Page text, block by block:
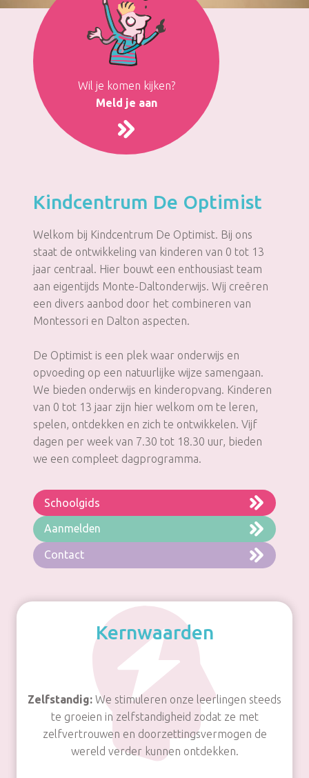
Wil je komen kijken?
Meld je aan
Kindcentrum De Optimist
Welkom bij Kindcentrum De Optimist. Bij ons
staat de ontwikkeling van kinderen van 0 tot 13
jaar centraal. Hier bouwt een enthousiast team
aan eigentijds Monte-Daltonderwijs. Wij creëren
een divers aanbod door het combineren van
Montessori en Dalton aspecten.
De Optimist is een plek waar onderwijs en
opvoeding op een natuurlijke wijze samengaan.
We bieden onderwijs en kinderopvang. Kinderen
van 0 tot 13 jaar zijn hier welkom om te leren,
spelen, ontdekken en zich te ontwikkelen. Vijf
dagen per week van 7.30 tot 18.30 uur, bieden
we een compleet dagprogramma.
Schoolgids
Aanmelden
Contact
Kernwaarden
Zelfstandig: We stimuleren onze leerlingen steeds
te groeien in zelfstandigheid zodat ze met
zelfvertrouwen en doorzettingsvermogen de
wereld verder kunnen ontdekken.